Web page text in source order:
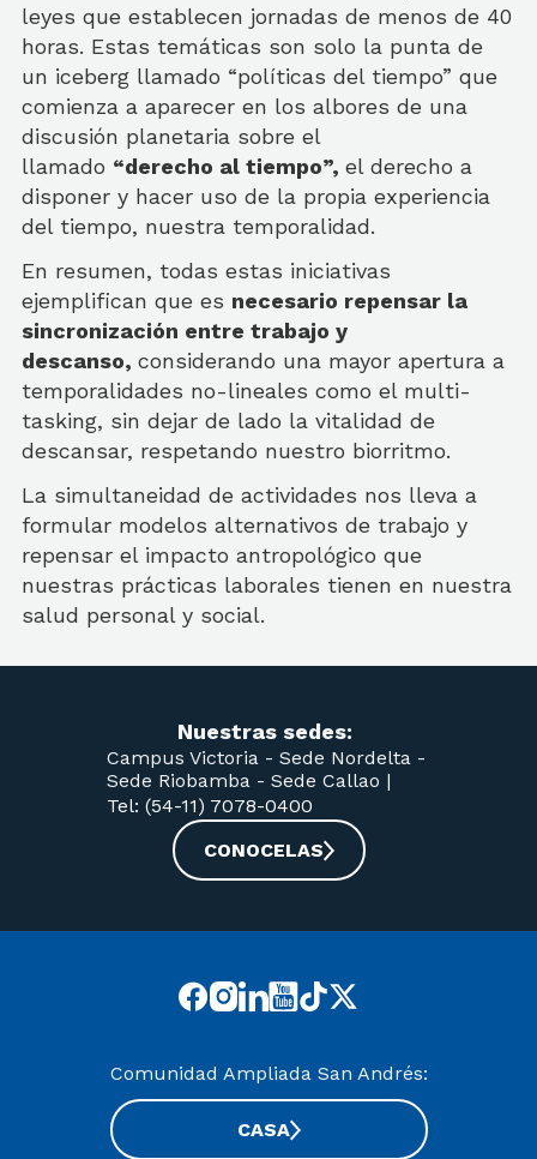
leyes que establecen jornadas de menos de 40
horas. Estas temáticas son solo la punta de
un iceberg llamado “políticas del tiempo” que
comienza a aparecer en los albores de una
discusión planetaria sobre el
llamado “derecho al tiempo”, el derecho a
disponer y hacer uso de la propia experiencia
del tiempo, nuestra temporalidad.
En resumen, todas estas iniciativas
ejemplifican que es necesario repensar la
sincronización entre trabajo y
descanso, considerando una mayor apertura a
temporalidades no-lineales como el multi-
tasking, sin dejar de lado la vitalidad de
descansar, respetando nuestro biorritmo.
La simultaneidad de actividades nos lleva a
formular modelos alternativos de trabajo y
repensar el impacto antropológico que
nuestras prácticas laborales tienen en nuestra
salud personal y social.
Nuestras sedes:
Campus Victoria - Sede Nordelta -
Sede Riobamba - Sede Callao |
Tel: (54-11) 7078-0400
CONOCELAS
Comunidad Ampliada San Andrés:
CASA